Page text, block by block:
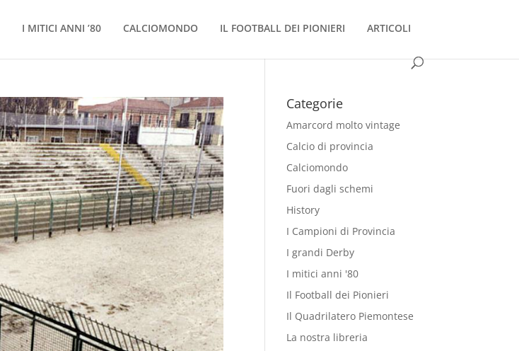
I MITICI ANNI ’80 CALCIOMONDO IL FOOTBALL DEI PIONIERI ARTICOLI
Categorie
Amarcord molto vintage
Calcio di provincia
Calciomondo
Fuori dagli schemi
History
I Campioni di Provincia
I grandi Derby
I mitici anni '80
Il Football dei Pionieri
Il Quadrilatero Piemontese
La nostra libreria